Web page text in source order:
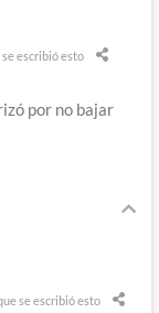
se escribió esto
por no bajar
se escribió esto